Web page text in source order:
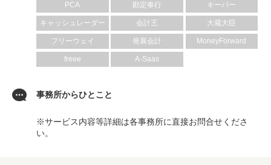
PCA 勘定奉行 キーパー
キャッシュレーダー 会計王 大蔵大臣
フリーウェイ 発展会計 MoneyForward
freee A-Saas
事務所からひとこと
※サービス内容等詳細は各事務所に直接お問合せくださ
い。